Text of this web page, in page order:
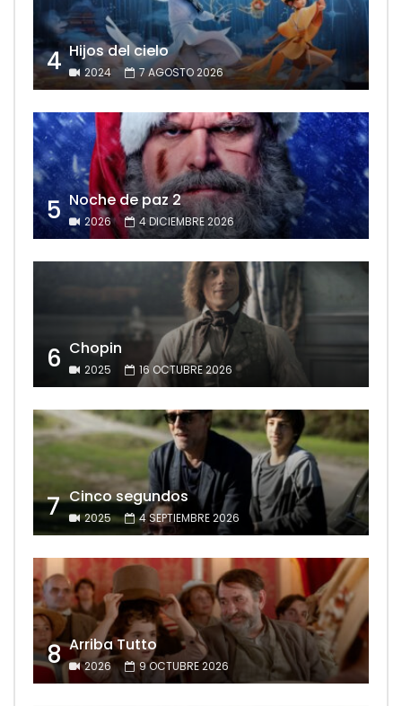
4 Hijos del cielo
2024 7 AGOSTO 2026
5 Noche de paz 2
2026 4 DICIEMBRE 2026
6 Chopin
2025 16 OCTUBRE 2026
7 Cinco segundos
2025 4 SEPTIEMBRE 2026
8 Arriba Tutto
2026 9 OCTUBRE 2026